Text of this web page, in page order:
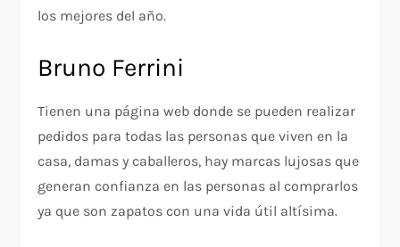
los mejores del año.
Bruno Ferrini
Tienen una página web donde se pueden realizar
pedidos para todas las personas que viven en la
casa, damas y caballeros, hay marcas lujosas que
generan confianza en las personas al comprarlos
ya que son zapatos con una vida útil altísima.